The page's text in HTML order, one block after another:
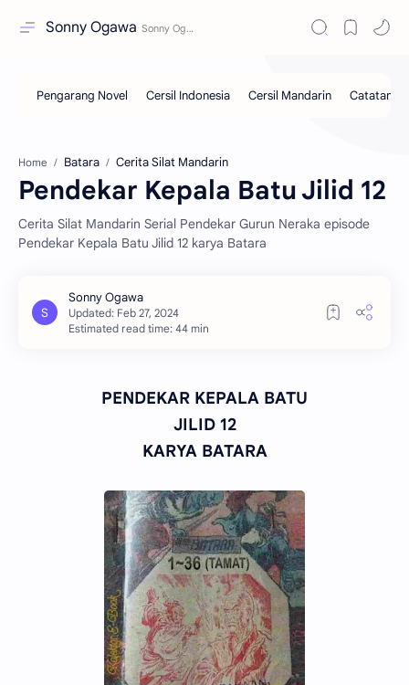
Sonny Ogawa
Home Batara Cerita Silat Mandarin
Pendekar Kepala Batu Jilid 12
Cerita Silat Mandarin Serial Pendekar Gurun Neraka episode
Pendekar Kepala Batu Jilid 12 karya Batara
Estimated read time: 44 min
PENDEKAR KEPALA BATU
JILID 12
KARYA BATARA